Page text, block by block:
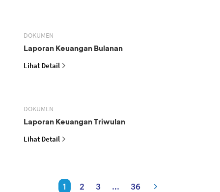
DOKUMEN
Laporan Keuangan Bulanan
Lihat Detail
DOKUMEN
Laporan Keuangan Triwulan
Lihat Detail
1 2 3 ... 36